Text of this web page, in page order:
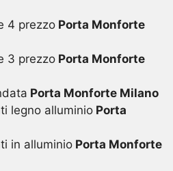
4 prezzoPorta Monforte
3 prezzoPorta Monforte
Porta Monforte Milano
legno alluminioPorta
in alluminioPorta Monforte